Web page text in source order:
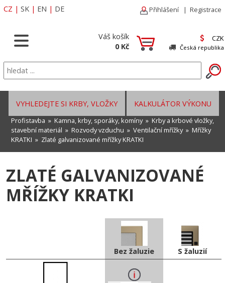
CZ | SK | EN | DE Přihlášení | Registrace
Váš košík
0 Kč
CZK
Česká republika
KALKULÁTOR VÝKONU
VYHLEDEJTE SI KRBY, VLOŽKY
Profistavba » Kamna, krby, sporáky, komíny» Krby a krbové vložky,
stavební materiál » Rozvody vzduchu » Ventilační mřížky» Mřížky
KRATKI » Zlaté galvanizované mřížky KRATKI
ZLATÉ GALVANIZOVANÉ
MŘÍŽKY KRATKI
Bez žaluzie S žaluzií